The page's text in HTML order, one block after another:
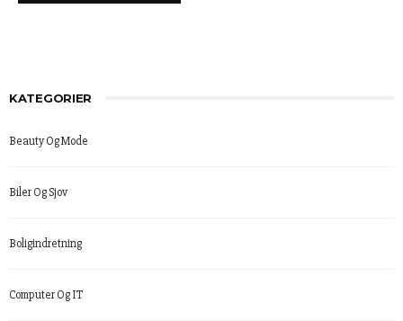
KATEGORIER
Beauty Og Mode
Biler Og Sjov
Boligindretning
Computer Og IT